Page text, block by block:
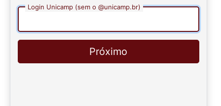
Login Unicamp (sem o @unicamp.br)
Próximo